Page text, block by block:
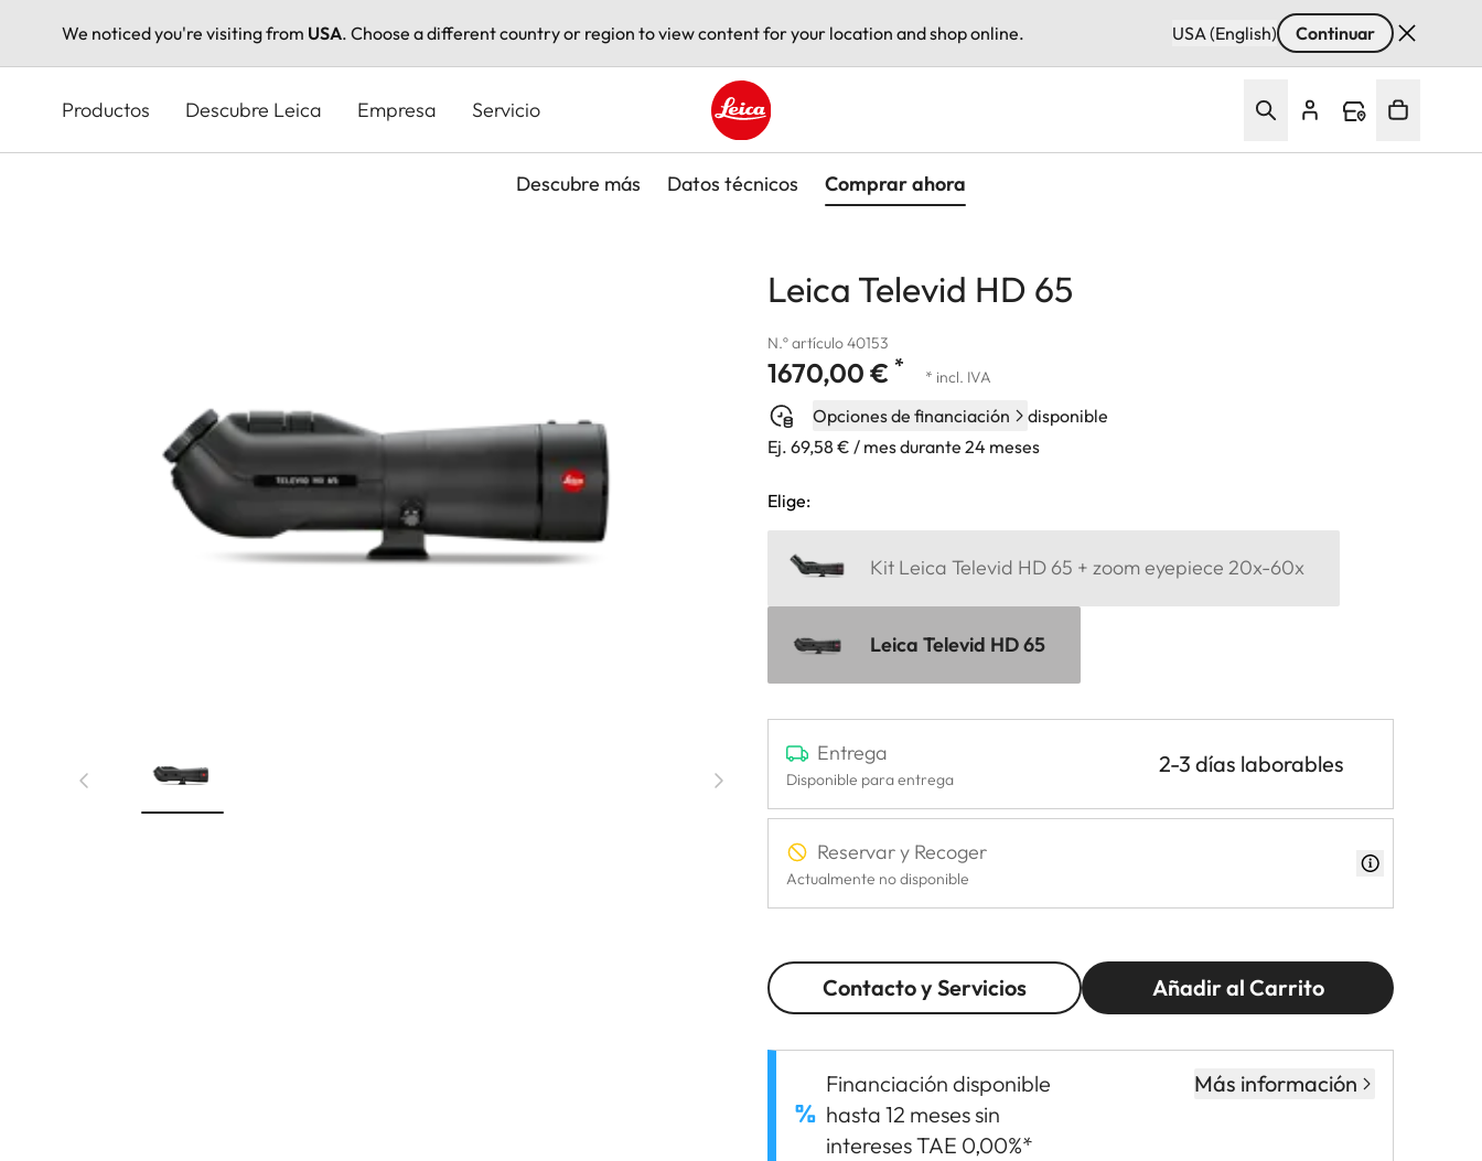
We noticed you're visiting from USA. Choose a different country or region to view content for your location and shop online. USA (English) Continuar
principal
Productos Descubre Leica Empresa Servicio
Leica logo - Home
Descubre más Datos técnicos Comprar ahora
Leica Televid HD 65
N.º artículo 40153
1670,00 € * * incl. IVA
Opciones de financiación
disponible
Ej. 69,58 € / mes durante 24 meses
Elige:
Kit Leica Televid HD 65 + zoom eyepiece 20x-60x
Leica Televid HD 65
Entrega
Disponible para entrega
2-3 días laborables
Reservar y Recoger
Actualmente no disponible
Contacto y Servicios Añadir al Carrito
Financiación disponible
hasta 12 meses sin
intereses TAE 0,00%*
Más información